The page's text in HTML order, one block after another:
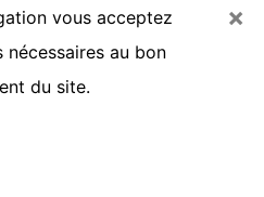
×
vous acceptez
au bon
du site.